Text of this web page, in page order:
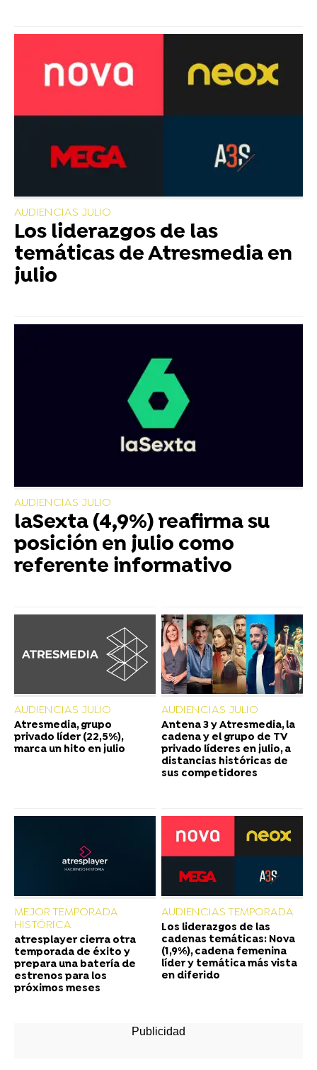
AUDIENCIAS JULIO
Los liderazgos de las
temáticas de Atresmedia en
julio
AUDIENCIAS JULIO
laSexta (4,9%) reafirma su
posición en julio como
referente informativo
AUDIENCIAS JULIO
Atresmedia, grupo
privado líder (22,5%),
marca un hito en julio
AUDIENCIAS JULIO
Antena 3 y Atresmedia, la
cadena y el grupo de TV
privado líderes en julio, a
distancias históricas de
sus competidores
MEJOR TEMPORADA
HISTÓRICA
atresplayer cierra otra
temporada de éxito y
prepara una batería de
estrenos para los
próximos meses
AUDIENCIAS TEMPORADA
Los liderazgos de las
cadenas temáticas: Nova
(1,9%), cadena femenina
líder y temática más vista
en diferido